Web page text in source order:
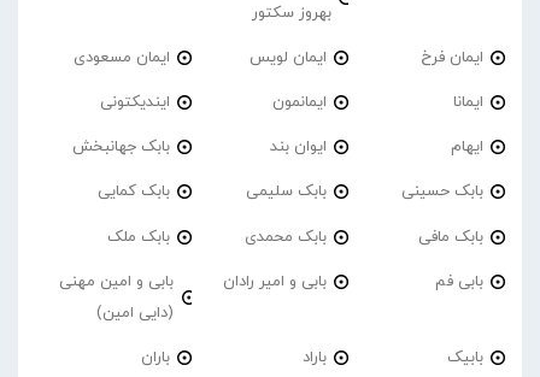
بهروز سکتور
ایمان فرخ ایمان لویس ایمان مسعودی
ایمانا ایمانمون ایندیکتونی
ایهام ایوان بند بابک جهانبخش
بابک حسینی بابک سلیمی بابک کمایی
بابک مافی بابک محمدی بابک ملک
بابی فم بابی و امیر رادان
بابی و امین مهنی
(دایی امین)
بابیک باراد باران